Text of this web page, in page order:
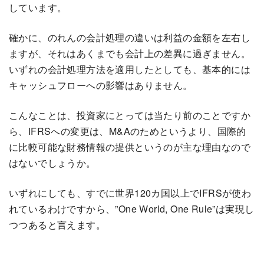
しています。
確かに、のれんの会計処理の違いは利益の金額を左右し
ますが、それはあくまでも会計上の差異に過ぎません。
いずれの会計処理方法を適用したとしても、基本的には
キャッシュフローへの影響はありません。
こんなことは、投資家にとっては当たり前のことですか
ら、IFRSへの変更は、M&Aのためというより、国際的
に比較可能な財務情報の提供というのが主な理由なので
はないでしょうか。
いずれにしても、すでに世界120カ国以上でIFRSが使わ
れているわけですから、”One World, One Rule”は実現し
つつあると言えます。